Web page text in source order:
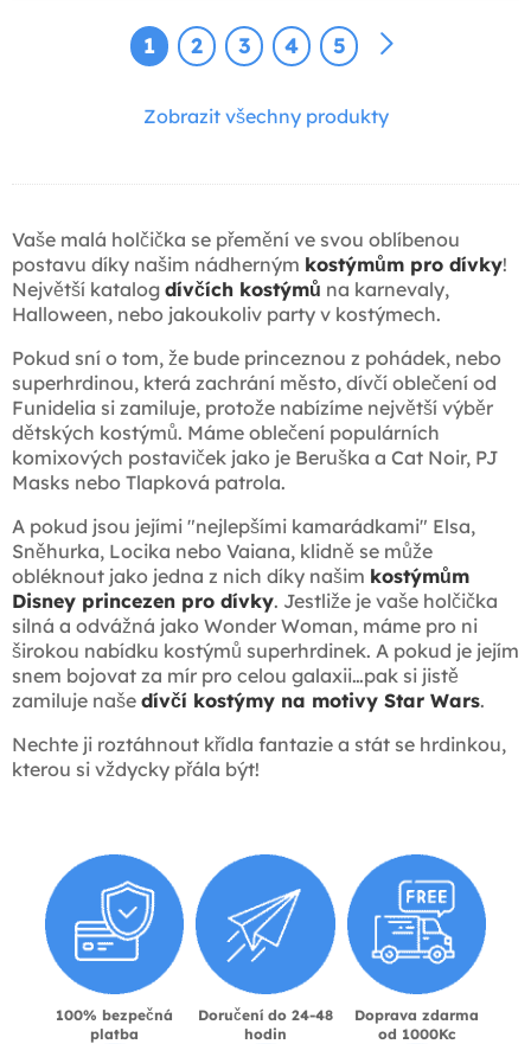
1 2 3 4 5
Zobrazit všechny produkty
Vaše malá holčička se přemění ve svou oblíbenou
postavu díky našim nádherným kostýmům pro dívky!
Největší katalog dívčích kostýmů na karnevaly,
Halloween, nebo jakoukoliv party v kostýmech.
Pokud sní o tom, že bude princeznou z pohádek, nebo
superhrdinou, která zachrání město, dívčí oblečení od
Funidelia si zamiluje, protože nabízíme největší výběr
dětských kostýmů. Máme oblečení populárních
komixových postaviček jako je Beruška a Cat Noir, PJ
Masks nebo Tlapková patrola.
A pokud jsou jejími "nejlepšími kamarádkami" Elsa,
Sněhurka, Locika nebo Vaiana, klidně se může
obléknout jako jedna z nich díky našim kostýmům
Disney princezen pro dívky. Jestliže je vaše holčička
silná a odvážná jako Wonder Woman, máme pro ni
širokou nabídku kostýmů superhrdinek. A pokud je jejím
snem bojovat za mír pro celou galaxii…pak si jistě
zamiluje naše dívčí kostýmy na motivy Star Wars.
Nechte ji roztáhnout křídla fantazie a stát se hrdinkou,
kterou si vždycky přála být!
100% bezpečná
platba
Doručení do 24-48
hodin
Doprava zdarma
od 1000Kc